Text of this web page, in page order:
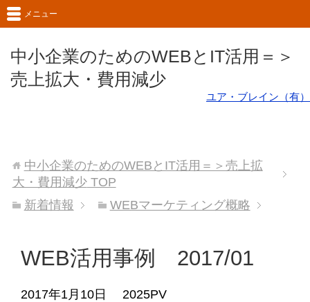
中小企業のためのWEBとIT活用＝＞
売上拡大・費用減少
ユア・ブレイン（有）
メニュー
中小企業のためのWEBとIT活用＝＞売上拡
大・費用減少TOP
新着情報
WEBマーケティング概略
WEB活用事例 2017/01
2017年1月10日 2025PV